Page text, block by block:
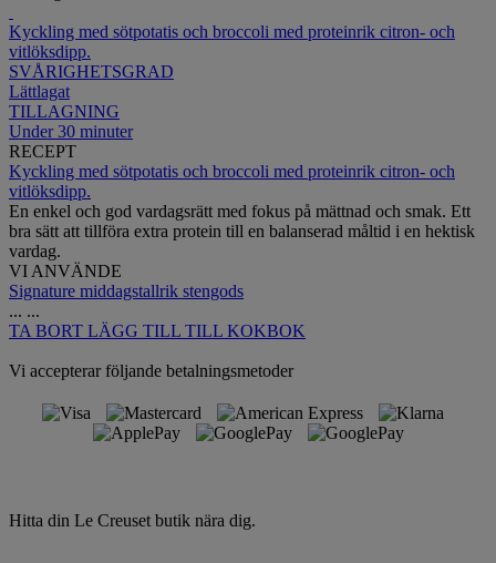
Kyckling med sötpotatis och broccoli med proteinrik citron- och
vitlöksdipp.
SVÅRIGHETSGRAD
Lättlagat
TILLAGNING
Under 30 minuter
RECEPT
Kyckling med sötpotatis och broccoli med proteinrik citron- och
vitlöksdipp.
En enkel och god vardagsrätt med fokus på mättnad och smak. Ett
bra sätt att tillföra extra protein till en balanserad måltid i en hektisk
vardag.
VI ANVÄNDE
Signature middagstallrik stengods
... ...
TA BORT LÄGG TILL TILL KOKBOK
Vi accepterar följande betalningsmetoder
Hitta din Le Creuset butik nära dig.